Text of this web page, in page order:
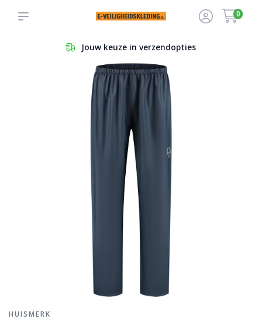
0
Jouw keuze in verzendopties
HUISMERK